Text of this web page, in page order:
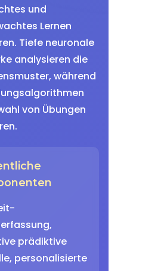
und
Lernen
Tiefe neuronale
analysieren die
während
von Übungen
prädiktive
personalisierte